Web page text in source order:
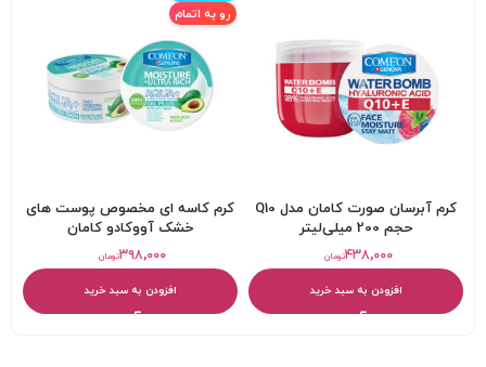
کرم آبرسان صورت کامان مدل Q10
حجم 200 میلی‌لیتر
تومان۴۳۸,۰۰۰
افزودن به سبد خرید
رو به اتمام
کرم کاسه ای مخصوص پوست های
خشک آووکادو کامان
تومان۳۹۸,۰۰۰
افزودن به سبد خرید